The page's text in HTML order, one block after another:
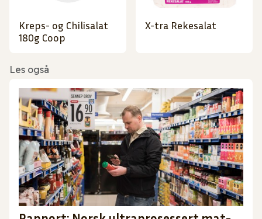
Kreps- og Chilisalat
180g Coop
X-tra Rekesalat
Les også